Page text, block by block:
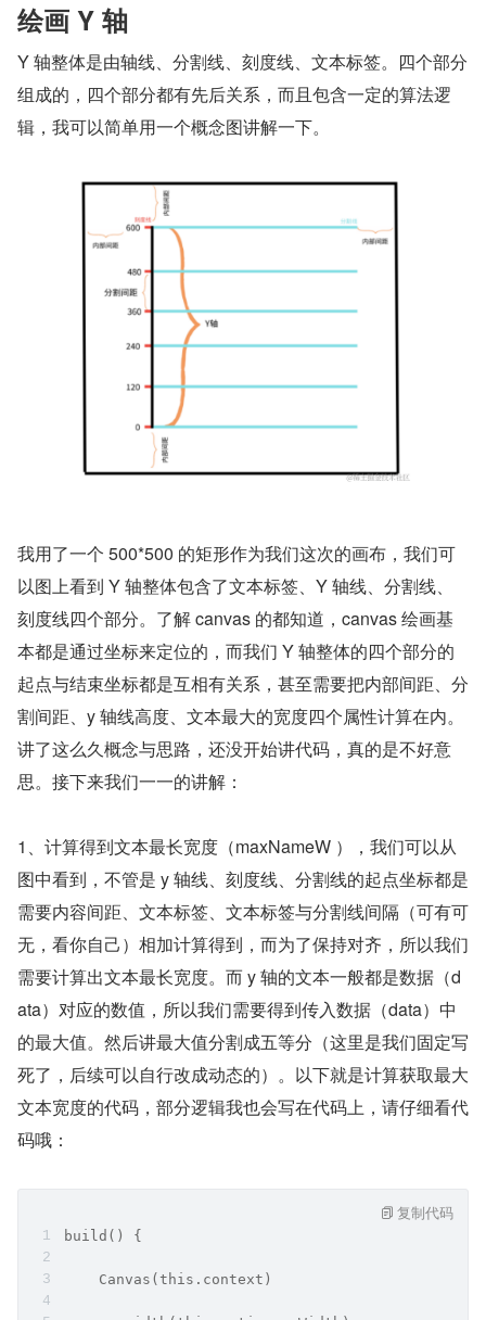
绘画 Y 轴
Y 轴整体是由轴线、分割线、刻度线、文本标签。四个部分
组成的，四个部分都有先后关系，而且包含一定的算法逻
辑，我可以简单用一个概念图讲解一下。
我用了一个 500*500 的矩形作为我们这次的画布，我们可
以图上看到 Y 轴整体包含了文本标签、Y 轴线、分割线、
刻度线四个部分。了解 canvas 的都知道，canvas 绘画基
本都是通过坐标来定位的，而我们 Y 轴整体的四个部分的
起点与结束坐标都是互相有关系，甚至需要把内部间距、分
割间距、y 轴线高度、文本最大的宽度四个属性计算在内。
讲了这么久概念与思路，还没开始讲代码，真的是不好意
思。接下来我们一一的讲解：
1、计算得到文本最长宽度（maxNameW ），我们可以从
图中看到，不管是 y 轴线、刻度线、分割线的起点坐标都是
需要内容间距、文本标签、文本标签与分割线间隔（可有可
无，看你自己）相加计算得到，而为了保持对齐，所以我们
需要计算出文本最长宽度。而 y 轴的文本一般都是数据（d
ata）对应的数值，所以我们需要得到传入数据（data）中
的最大值。然后讲最大值分割成五等分（这里是我们固定写
死了，后续可以自行改成动态的）。以下就是计算获取最大
文本宽度的代码，部分逻辑我也会写在代码上，请仔细看代
码哦：
build() {
    Canvas(this.context)
复制代码